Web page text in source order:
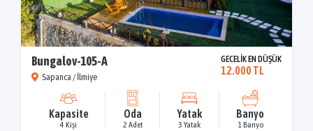
Bungalov-105-A
Sapanca / İlmiye
GECELİK EN DÜŞÜK
12.000 TL
Kapasite
4 Kişi
Oda
2 Adet
Yatak
3 Yatak
Banyo
1 Banyo